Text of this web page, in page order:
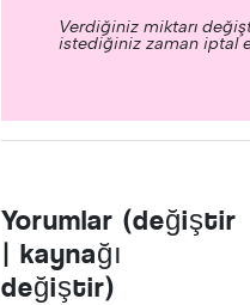
Verdiğiniz miktarı
istediğiniz zaman iptal
Yorumlar (değiştir
| kaynağı
değiştir)